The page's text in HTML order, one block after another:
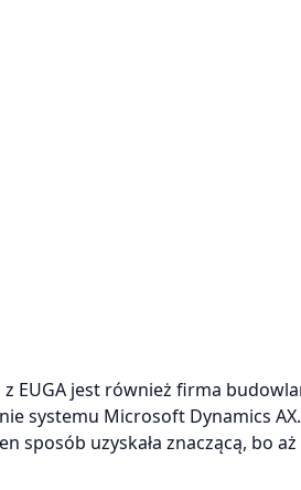
jest również firma
systemu Microsoft Dynamics
sposób uzyskała znaczącą, bo